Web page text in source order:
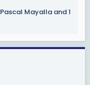
Pascal Mayalla and 1